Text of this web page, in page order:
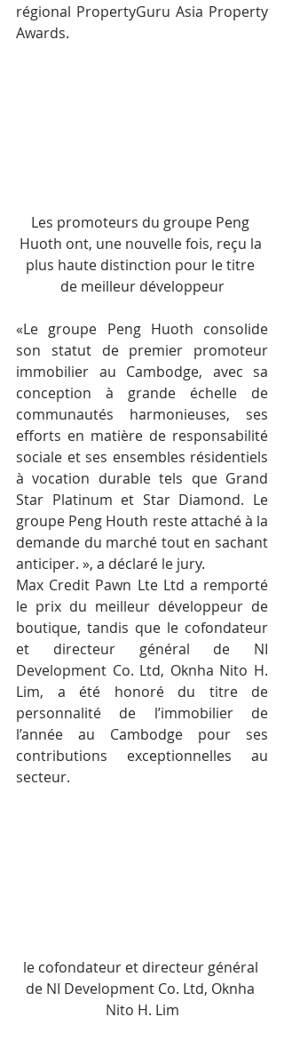
régional PropertyGuru Asia Property
Awards.
Les promoteurs du groupe Peng
Huoth ont, une nouvelle fois, reçu la
plus haute distinction pour le titre
de meilleur développeur
«Le groupe Peng Huoth consolide
son statut de premier promoteur
immobilier au Cambodge, avec sa
conception à grande échelle de
communautés harmonieuses, ses
efforts en matière de responsabilité
sociale et ses ensembles résidentiels
à vocation durable tels que Grand
Star Platinum et Star Diamond. Le
groupe Peng Houth reste attaché à la
demande du marché tout en sachant
anticiper. », a déclaré le jury.
Max Credit Pawn Lte Ltd a remporté
le prix du meilleur développeur de
boutique, tandis que le cofondateur
et directeur général de NI
Development Co. Ltd, Oknha Nito H.
Lim, a été honoré du titre de
personnalité de l’immobilier de
l’année au Cambodge pour ses
contributions exceptionnelles au
secteur.
le cofondateur et directeur général
de NI Development Co. Ltd, Oknha
Nito H. Lim